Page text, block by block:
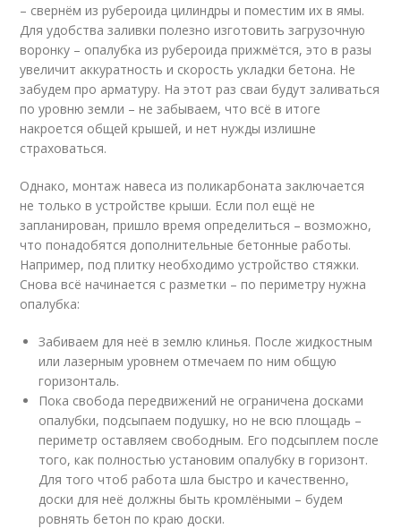
– свернём из рубероида цилиндры и поместим их в ямы.
Для удобства заливки полезно изготовить загрузочную
воронку – опалубка из рубероида прижмётся, это в разы
увеличит аккуратность и скорость укладки бетона. Не
забудем про арматуру. На этот раз сваи будут заливаться
по уровню земли – не забываем, что всё в итоге
накроется общей крышей, и нет нужды излишне
страховаться.
Однако, монтаж навеса из поликарбоната заключается
не только в устройстве крыши. Если пол ещё не
запланирован, пришло время определиться – возможно,
что понадобятся дополнительные бетонные работы.
Например, под плитку необходимо устройство стяжки.
Снова всё начинается с разметки – по периметру нужна
опалубка:
Забиваем для неё в землю клинья. После жидкостным
или лазерным уровнем отмечаем по ним общую
горизонталь.
Пока свобода передвижений не ограничена досками
опалубки, подсыпаем подушку, но не всю площадь –
периметр оставляем свободным. Его подсыплем после
того, как полностью установим опалубку в горизонт.
Для того чтоб работа шла быстро и качественно,
доски для неё должны быть кромлёными – будем
ровнять бетон по краю доски.